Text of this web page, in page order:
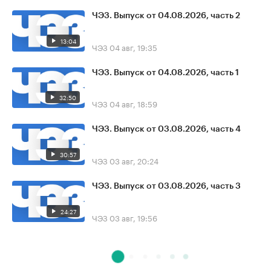
13:04
ЧЭЗ. Выпуск от 04.08.2026, часть 2
ЧЭЗ 04 авг, 19:35
32:50
ЧЭЗ. Выпуск от 04.08.2026, часть 1
ЧЭЗ 04 авг, 18:59
30:57
ЧЭЗ. Выпуск от 03.08.2026, часть 4
ЧЭЗ 03 авг, 20:24
24:27
ЧЭЗ. Выпуск от 03.08.2026, часть 3
ЧЭЗ 03 авг, 19:56